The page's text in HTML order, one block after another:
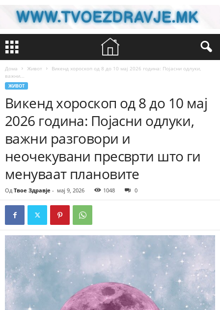
Дома Живот
Викенд хороскоп од 8 до 10 мај 2026 година: Појасни одлуки,
важни...
ЖИВОТ
Викенд хороскоп од 8 до 10 мај
2026 година: Појасни одлуки,
важни разговори и
неочекувани пресврти што ги
менуваат плановите
Од Твое Здравје - мај 9, 2026 1048 0